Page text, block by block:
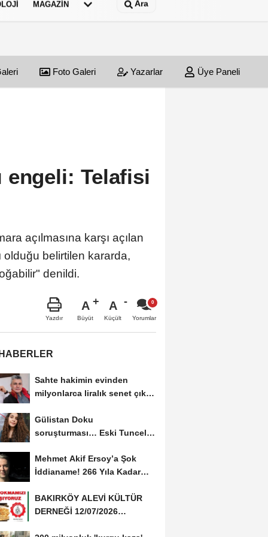
MAGAZIN Ara
Foto Galeri Yazarlar Üye Paneli
engeli: Telafisi
açılmasına karşı açılan
olduğu belirtilen kararda,
denildi.
Yazdır
A
Büyüt
A
Küçült Yorumlar
Sahte hakimin evinden
milyonlarca liralık senet çıktı:
Gülistan Doku
soruşturması… Eski Tunceli
Mehmet Akif Ersoy’a Şok
İddianame! 266 Yıla Kadar
BAKIRKÖY ALEVİ KÜLTÜR
DERNEĞİ 12/07/2026